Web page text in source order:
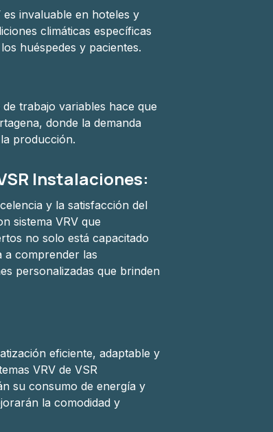
es invaluable en hoteles y
climáticas específicas
huéspedes y pacientes.
trabajo variables hace que
donde la demanda
producción.
Instalaciones:
y la satisfacción del
sistema VRV que
no solo está capacitado
a comprender las
personalizadas que brinden
eficiente, adaptable y
VRV de VSR
su consumo de energía y
la comodidad y